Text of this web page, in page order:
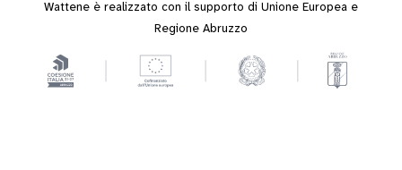
Wattene è realizzato con il supporto di Unione Europea e
Regione Abruzzo